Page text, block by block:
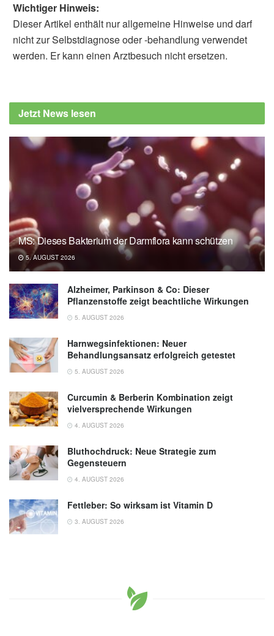
Wichtiger Hinweis:
Dieser Artikel enthält nur allgemeine Hinweise und darf
nicht zur Selbstdiagnose oder -behandlung verwendet
werden. Er kann einen Arztbesuch nicht ersetzen.
Jetzt News lesen
MS: Dieses Bakterium der Darmflora kann schützen
5. AUGUST 2026
Alzheimer, Parkinson & Co: Dieser
Pflanzenstoffe zeigt beachtliche Wirkungen
5. AUGUST 2026
Harnwegsinfektionen: Neuer
Behandlungsansatz erfolgreich getestet
5. AUGUST 2026
Curcumin & Berberin Kombination zeigt
vielversprechende Wirkungen
4. AUGUST 2026
Bluthochdruck: Neue Strategie zum
Gegensteuern
4. AUGUST 2026
Fettleber: So wirksam ist Vitamin D
3. AUGUST 2026